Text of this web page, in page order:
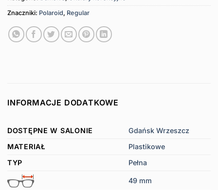
Znaczniki: Polaroid, Regular
INFORMACJE DODATKOWE
DOSTĘPNE W SALONIE
Gdańsk Wrzeszcz
MATERIAŁ
Plastikowe
TYP
Pełna
49 mm